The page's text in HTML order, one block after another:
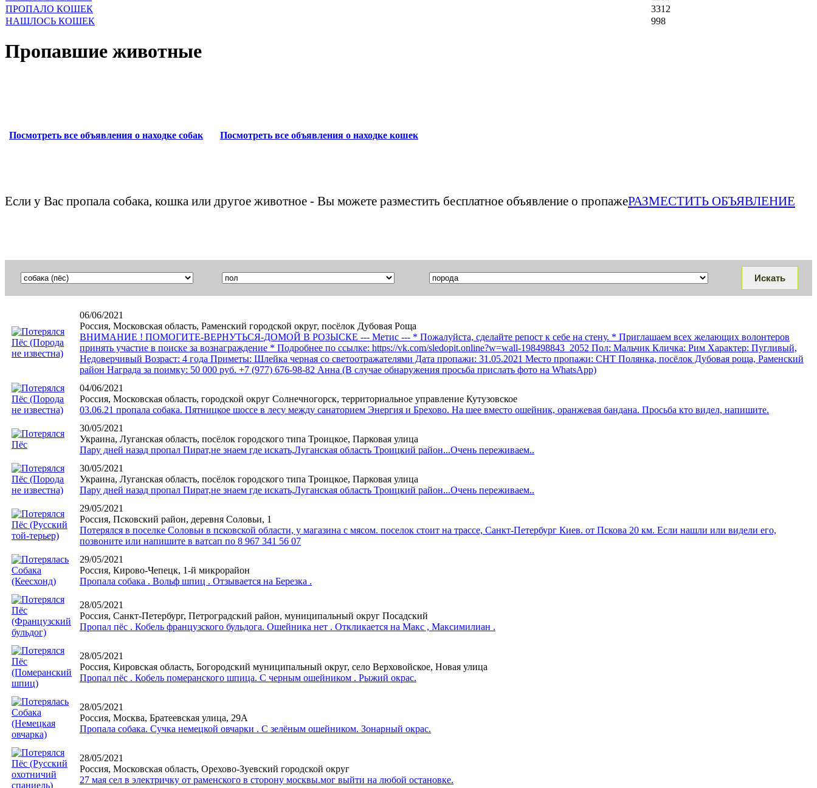
ПРОПАЛО КОШЕК
3312
НАШЛОСЬ КОШЕК
998
Пропавшие животные
Посмотреть все объявления о находке собак Посмотреть все объявления о находке кошек
Если у Вас пропала собака, кошка или другое животное - Вы можете разместить бесплатное объявление о пропажеРАЗМЕСТИТЬ ОБЪЯВЛЕНИЕ
06/06/2021
Россия, Московская область, Раменский городской округ, посёлок Дубовая Роща
ВНИМАНИЕ ! ПОМОГИТЕ-ВЕРНУТЬСЯ-ДОМОЙ В РОЗЫСКЕ --- Метис --- * Пожалуйста, сделайте репост к себе на стену. * Приглашаем всех желающих волонтеров
принять участие в поиске за вознаграждение * Подробнее по ссылке: https://vk.com/sledopit.online?w=wall-198498843_2052 Пол: Мальчик Кличка: Рим Характер: Пугливый,
Недоверчивый Возраст: 4 года Приметы: Шлейка черная со светоотражателями Дата пропажи: 31.05.2021 Место пропажи: СНТ Полянка, посёлок Дубовая роща, Раменский
район Награда за поимку: 50 000 руб. +7 (977) 676-98-82 Анна (В случае обнаружения просьба прислать фото на WhatsApp)
04/06/2021
Россия, Московская область, городской округ Солнечногорск, территориальное управление Кутузовское
03.06.21 пропала собака. Пятницкое шоссе в лесу между санаторием Энергия и Брехово. На шее вместо ошейник, оранжевая бандана. Просьба кто видел, напишите.
30/05/2021
Украина, Луганская область, посёлок городского типа Троицкое, Парковая улица
Пару дней назад пропал Пират,не знаем где искать,Луганская область Троицкий район...Очень переживаем..
30/05/2021
Украина, Луганская область, посёлок городского типа Троицкое, Парковая улица
Пару дней назад пропал Пират,не знаем где искать,Луганская область Троицкий район...Очень переживаем..
29/05/2021
Россия, Псковский район, деревня Соловьи, 1
Потерялся в поселке Соловьи в псковской области, у магазина с мясом. поселок стоит на трассе, Санкт-Петербург Киев. от Пскова 20 км. Если нашли или видели его,
позвоните или напишите в ватсап по 8 967 341 56 07
29/05/2021
Россия, Кирово-Чепецк, 1-й микрорайон
Пропала собака . Вольф шпиц . Отзывается на Березка .
28/05/2021
Россия, Санкт-Петербург, Петроградский район, муниципальный округ Посадский
Пропал пёс . Кобель французского бульдога. Ошейника нет . Откликается на Макс , Максимилиан .
28/05/2021
Россия, Кировская область, Богородский муниципальный округ, село Верховойское, Новая улица
Пропал пёс . Кобель померанского шпица. С черным ошейником . Рыжий окрас.
28/05/2021
Россия, Москва, Братеевская улица, 29А
Пропала собака. Сучка немецкой овчарки . С зелёным ошейником. Зонарный окрас.
28/05/2021
Россия, Московская область, Орехово-Зуевский городской округ
27 мая сел в электричку от раменского в сторону москвы.мог выйти на любой остановке.